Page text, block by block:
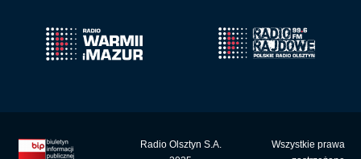
Radio Olsztyn S.A.
Wszystkie prawa